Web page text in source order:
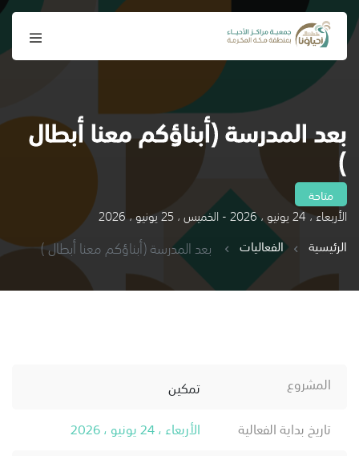
بعد المدرسة (أبناؤكم معنا أبطال
)
متاحة
الأربعاء ، 24 يونيو ، 2026 - الخميس ، 25 يونيو ، 2026
الرئيسية
الفعاليات بعد المدرسة (أبناؤكم معنا أبطال )
المشروع
تمكين
تاريخ بداية الفعالية
الأربعاء ، 24 يونيو ، 2026